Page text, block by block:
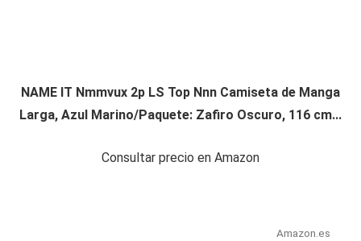
NAME IT Nmmvux 2p LS Top Nnn Camiseta de Manga
Larga, Azul Marino/Paquete: Zafiro Oscuro, 116 cm...
Consultar precio en Amazon
Amazon.es